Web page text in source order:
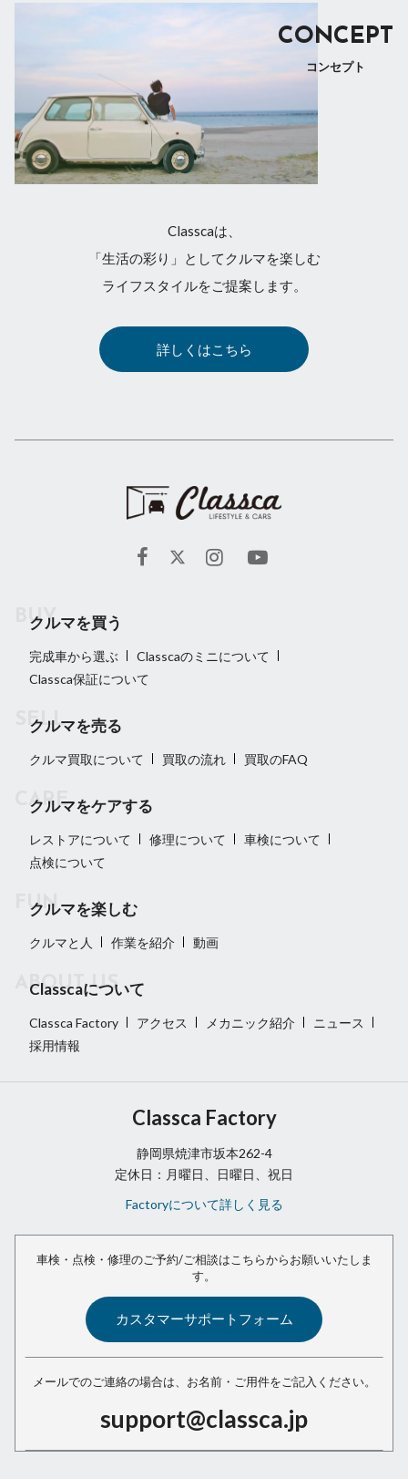
CONCEPT
コンセプト
Classcaは、
「生活の彩り」としてクルマを楽しむ
ライフスタイルをご提案します。
詳しくはこちら
クルマを買う
完成車から選ぶ
Classcaのミニについて
Classca保証について
クルマを売る
クルマ買取について 買取の流れ 買取のFAQ
クルマをケアする
レストアについて 修理について
車検について
点検について
クルマを楽しむ
クルマと人 作業を紹介 動画
Classcaについて
Classca Factory アクセス メカニック紹介
ニュース
採用情報
Classca Factory
静岡県焼津市坂本262-4
定休日：月曜日、日曜日、祝日
Factoryについて詳しく見る
車検・点検・修理のご予約/ご相談は こちらからお願いいたしま
す。
カスタマーサポートフォーム
メールでのご連絡の場合は、 お名前・ご用件をご記入ください。
support@classca.jp